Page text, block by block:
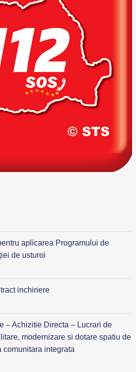
aplicarea Programului de
de usturoi
inchiriere
– Achizitie Directa – Lucrari de
modernizare si dotare spatiu de
comunitara integrata